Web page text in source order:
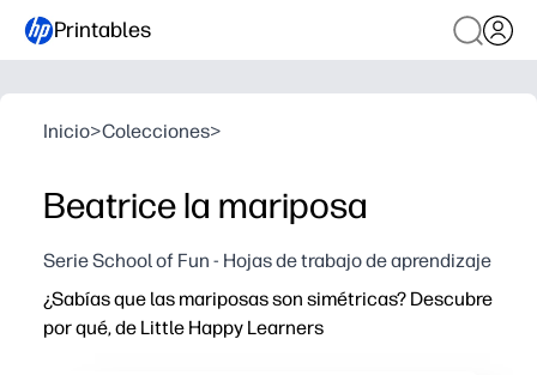
Printables
Inicio>Colecciones>
Beatrice la mariposa
Serie School of Fun - Hojas de trabajo de aprendizaje
¿Sabías que las mariposas son simétricas? Descubre
por qué, de Little Happy Learners